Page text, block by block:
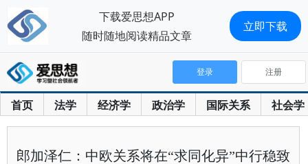
首页 法学 经济学 政治学 国际关系 社会学
登录 注册
郎加泽仁：中欧关系将在“求同化异”中行稳致
下载爱思想APP
随时随地阅读精品文章
立即下载